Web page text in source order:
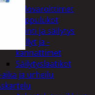
Palovaroittimet
Riippulukot
Varastointi ja säilytys
Hyllyt ja -
kannattimet
Säilytyslaatikot
ja urheilu